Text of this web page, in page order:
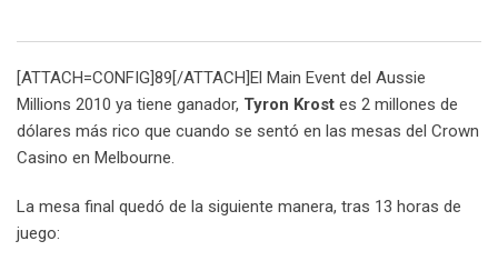
[ATTACH=CONFIG]89[/ATTACH]El Main Event del Aussie
Millions 2010 ya tiene ganador, Tyron Krost es 2 millones de
dólares más rico que cuando se sentó en las mesas del Crown
Casino en Melbourne.
La mesa final quedó de la siguiente manera, tras 13 horas de
juego: